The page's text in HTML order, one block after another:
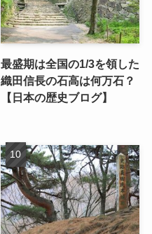
最盛期は全国の1/3を領した
織田信長の石高は何万石？
【日本の歴史ブログ】